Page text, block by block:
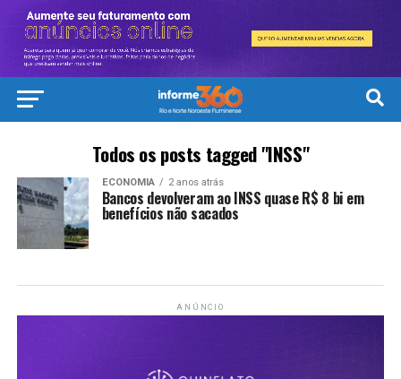
Todos os posts tagged "INSS"
ECONOMIA 2 anos atrás
Bancos devolveram ao INSS quase R$ 8 bi em
benefícios não sacados
ANÚNCIO